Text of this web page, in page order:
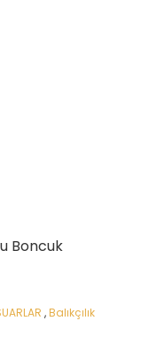
Boncuk
,Balıkçılık